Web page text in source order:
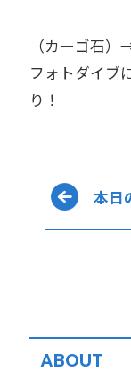
（カーゴ石
フォトダイブ
り！
本日
ABOUT